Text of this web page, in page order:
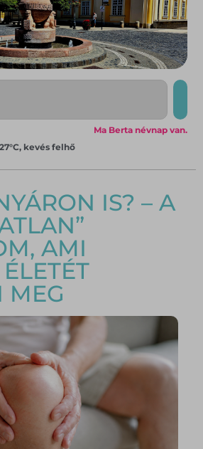
Ma Berta névnap van.
kevés felhő
IS? – A
AMI
MEG